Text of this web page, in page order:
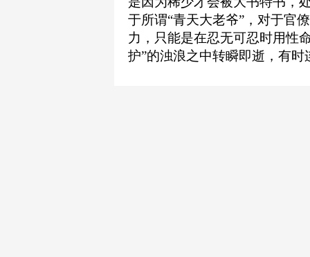
于所谓“青天大老爷”，对于官
力，只能是在忍无可忍时用性
护”的浊浪之中转瞬即逝，有